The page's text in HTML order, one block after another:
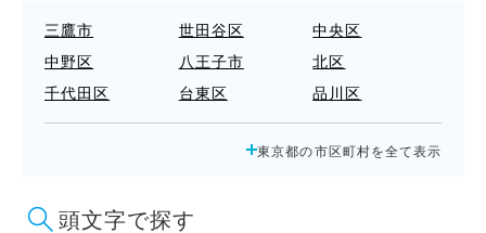
三鷹市 世田谷区
中央区
中野区
八王子市
北区
千代田区
台東区
品川区
国立市
墨田区
多摩市
小金井市
日野市
杉並区
東京都の市区町村を全て表示
頭文字で探す